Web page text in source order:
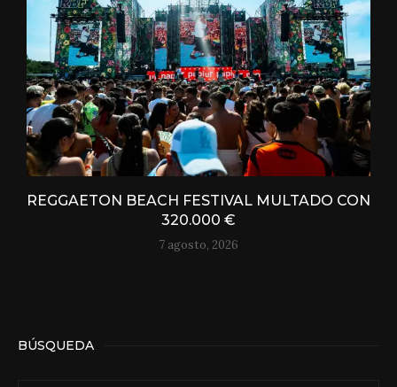
REGGAETON BEACH FESTIVAL MULTADO CON
320.000 €
7 agosto, 2026
BÚSQUEDA